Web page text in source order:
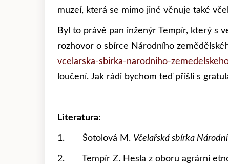
muzeí, která se mimo jiné věnuje také
Byl to právě pan inženýr Tempír, který s
rozhovor o sbírce Národního
vcelarska-sbirka-narodniho-
loučení. Jak rádi bychom teď přišli s
Literatura:
1. Šotolová M. Včelařská sbírka
2. Tempír Z. Hesla z oboru agrární